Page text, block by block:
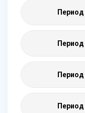
Период
Период
Период
Период